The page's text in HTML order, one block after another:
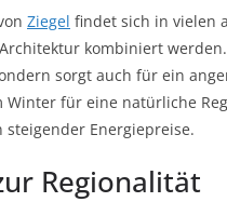
Ziegel findet sich in vielen
kombiniert
sorgt auch für ein
für eine natürliche
Energiepreise.
Regionalität